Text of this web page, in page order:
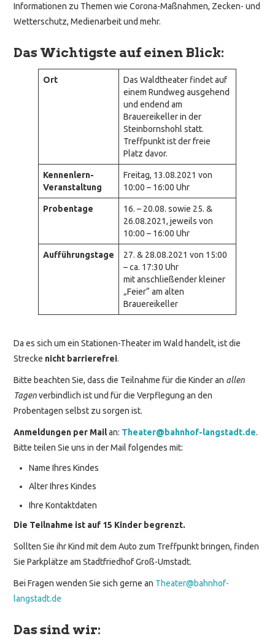
Informationen zu Themen wie Corona-Maßnahmen, Zecken- und
Wetterschutz, Medienarbeit und mehr.
Das Wichtigste auf einen Blick:
Ort
Das Waldtheater findet auf
einem Rundweg ausgehend
und endend am
Brauereikeller in der
Steinbornshohl statt.
Treffpunkt ist der freie
Platz davor.
Kennenlern-
Veranstaltung
Freitag, 13.08.2021 von
10:00 – 16:00 Uhr
Probentage
16. – 20.08. sowie 25. &
26.08.2021, jeweils von
10:00 – 16:00 Uhr
Aufführungstage
27. & 28.08.2021 von 15:00
– ca. 17:30 Uhr
mit anschließender kleiner
„Feier“ am alten
Brauereikeller
Da es sich um ein Stationen-Theater im Wald handelt, ist die
Strecke nicht barrierefrei.
Bitte beachten Sie, dass die Teilnahme für die Kinder an allen
Tagenverbindlich ist und für die Verpflegung an den
Probentagen selbst zu sorgen ist.
Anmeldungen per Mailan: Theater@bahnhof-langstadt.de.
Bitte teilen Sie uns in der Mail folgendes mit:
Name Ihres Kindes
Alter Ihres Kindes
Ihre Kontaktdaten
Die Teilnahme ist auf 15 Kinder begrenzt.
Sollten Sie ihr Kind mit dem Auto zum Treffpunkt bringen, finden
Sie Parkplätze am Stadtfriedhof Groß-Umstadt.
Bei Fragen wenden Sie sich gerne an Theater@bahnhof-
langstadt.de
Das sind wir: